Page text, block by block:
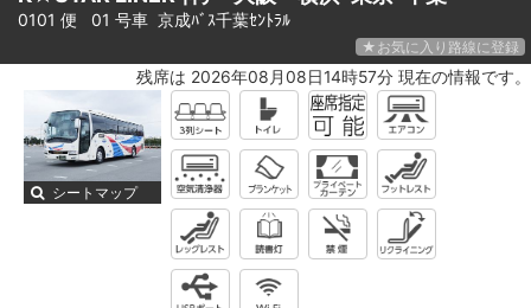
0101 便 01 号車 京成ﾊﾞｽ千葉ｾﾝﾄﾗﾙ
★お気に入り路線に登録
残席は 2026年08月08日14時57分 現在の情報です。
シートマップ